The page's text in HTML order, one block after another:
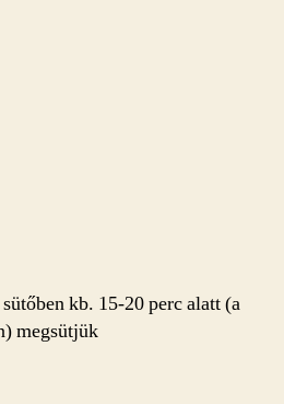
kb. 15-20 perc alatt (a
megsütjük